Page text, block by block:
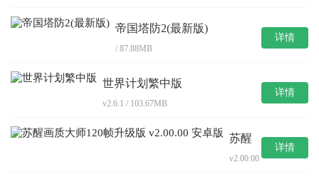
帝国塔防2(最新版)
/ 87.88MB
详情
世界计划繁中版
v2.6.1 / 103.67MB
详情
苏醒
大师
v2.00.00
详情